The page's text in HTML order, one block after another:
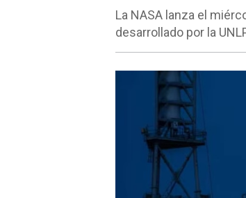
La NASA lanza el
desarrollado por la